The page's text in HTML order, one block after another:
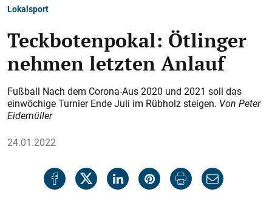
Lokalsport
Teckbotenpokal: Ötlinger
nehmen letzten Anlauf
Fußball Nach dem Corona-Aus 2020 und 2021 soll das
einwöchige Turnier Ende Juli im Rübholz steigen. Von Peter
Eidemüller
24.01.2022